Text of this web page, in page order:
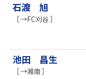
石渡 旭
［ →FC刈谷 ］
池田 昌生
［ →湘南 ］